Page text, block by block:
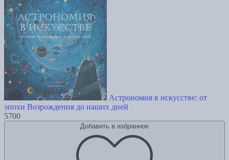
Астрономия в искусстве: от
эпохи Возрождения до наших дней
5700
Добавить в избранное